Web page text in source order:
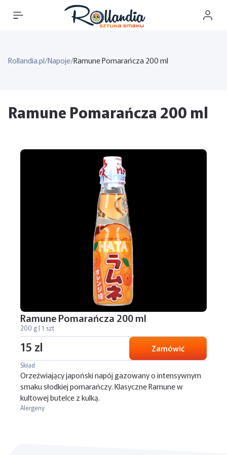
Rollandia.pl/Napoje/Ramune Pomarańcza 200 ml
Ramune Pomarańcza 200 ml
Ramune Pomarańcza 200 ml
200 g | 1 szt
15 zl Zamówić
Skład
Orzeźwiający japoński napój gazowany o intensywnym
smaku słodkiej pomarańczy. Klasyczne Ramune w
kultowej butelce z kulką.
Alergeny